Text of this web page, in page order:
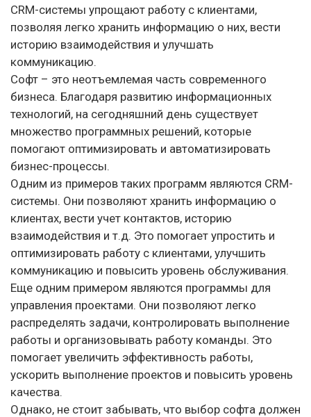
CRM-системы упрощают работу с клиентами,
позволяя легко хранить информацию о них, вести
историю взаимодействия и улучшать
коммуникацию.
Софт – это неотъемлемая часть современного
бизнеса. Благодаря развитию информационных
технологий, на сегодняшний день существует
множество программных решений, которые
помогают оптимизировать и автоматизировать
бизнес-процессы.
Одним из примеров таких программ являются CRM-
системы. Они позволяют хранить информацию о
клиентах, вести учет контактов, историю
взаимодействия и т.д. Это помогает упростить и
оптимизировать работу с клиентами, улучшить
коммуникацию и повысить уровень обслуживания.
Еще одним примером являются программы для
управления проектами. Они позволяют легко
распределять задачи, контролировать выполнение
работы и организовывать работу команды. Это
помогает увеличить эффективность работы,
ускорить выполнение проектов и повысить уровень
качества.
Однако, не стоит забывать, что выбор софта должен